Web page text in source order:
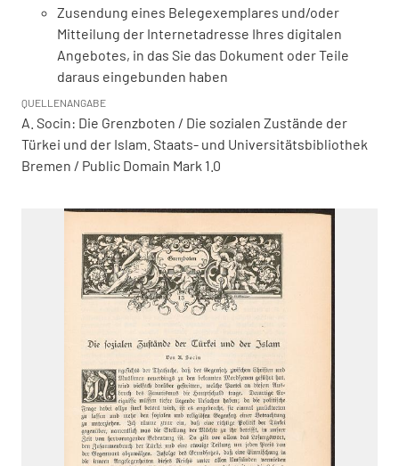
Zusendung eines Belegexemplares und/oder
Mitteilung der Internetadresse Ihres digitalen
Angebotes, in das Sie das Dokument oder Teile
daraus eingebunden haben
QUELLENANGABE
A. Socin: Die Grenzboten / Die sozialen Zustände der
Türkei und der Islam. Staats- und Universitätsbibliothek
Bremen / Public Domain Mark 1.0